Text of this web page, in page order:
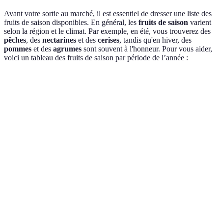
Avant votre sortie au marché, il est essentiel de dresser une liste des
fruits de saison disponibles. En général, les fruits de saison varient
selon la région et le climat. Par exemple, en été, vous trouverez des
pêches, des nectarines et des cerises, tandis qu'en hiver, des
pommes et des agrumes sont souvent à l'honneur. Pour vous aider,
voici un tableau des fruits de saison par période de l’année :